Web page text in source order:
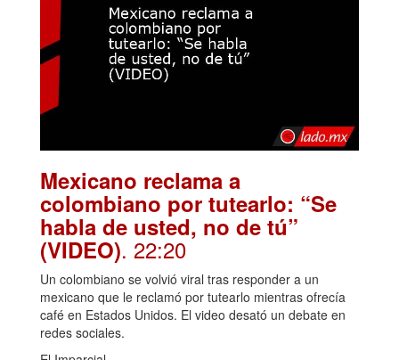
Mexicano reclama a
colombiano por tutearlo: “Se
habla de usted, no de tú”
(VIDEO). 22:20
Un colombiano se volvió viral tras responder a un
mexicano que le reclamó por tutearlo mientras ofrecía
café en Estados Unidos. El video desató un debate en
redes sociales.